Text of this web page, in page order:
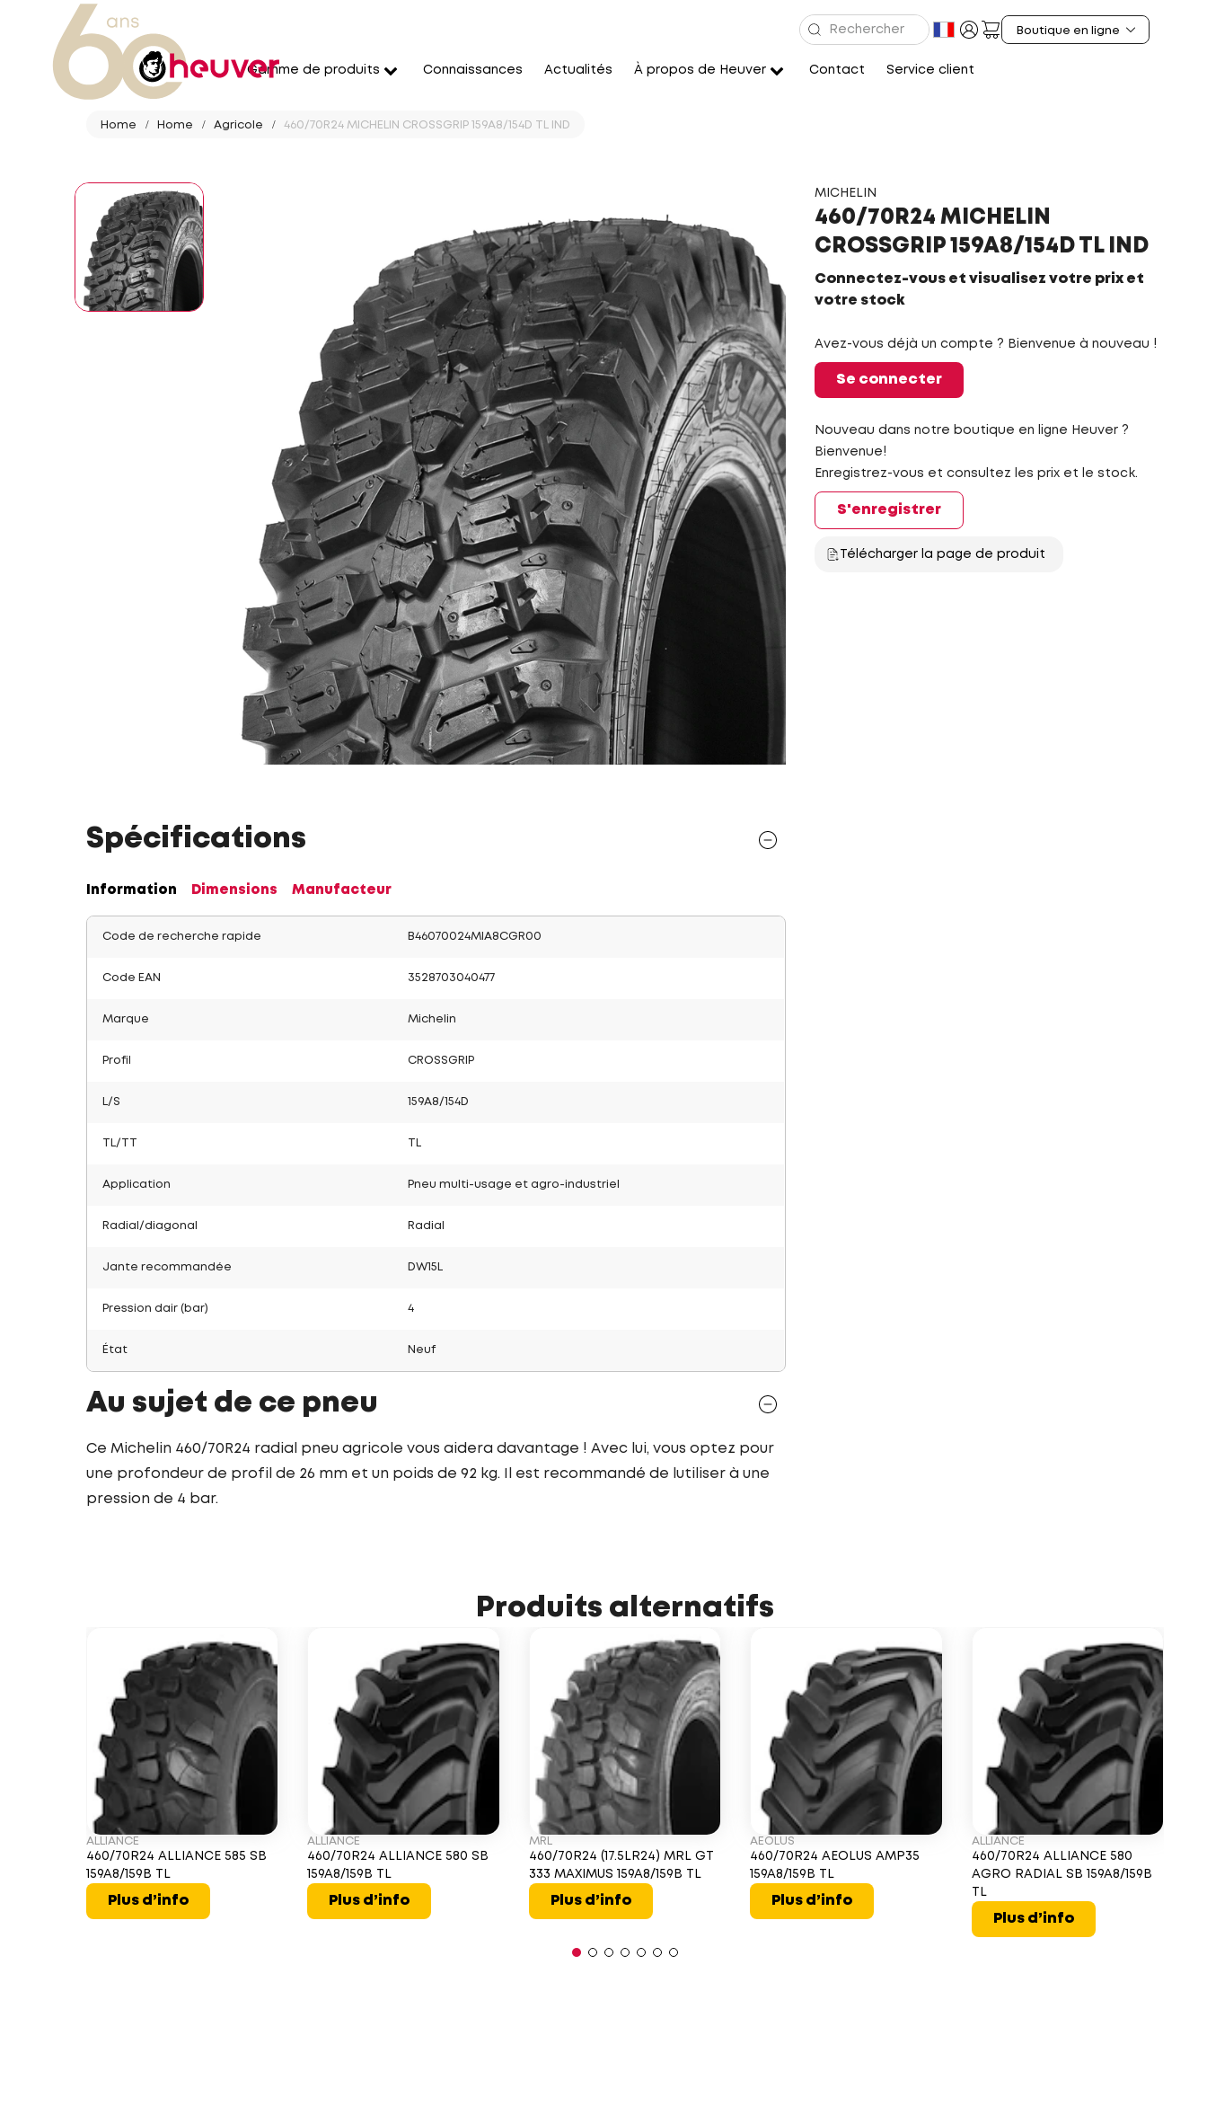
Gamme de produits Connaissances Actualités À propos de Heuver Contact Service client
Home Home Agricole 460/70R24 MICHELIN CROSSGRIP 159A8/154D TL IND
MICHELIN
460/70R24 MICHELIN
CROSSGRIP 159A8/154D TL IND
Connectez-vous et visualisez votre prix et
votre stock
Avez-vous déjà un compte ? Bienvenue à nouveau !
Se connecter
Nouveau dans notre boutique en ligne Heuver ?
Bienvenue!
Enregistrez-vous et consultez les prix et le stock.
S'enregistrer
Télécharger la page de produit
Spécifications
Information Dimensions Manufacteur
Code de recherche rapide B46070024MIA8CGR00
Code EAN 3528703040477
Marque Michelin
Profil CROSSGRIP
L/S 159A8/154D
TL/TT
Application Pneu multi-usage et agro-industriel
Radial/diagonal Radial
Jante recommandée DW15L
Pression dair (bar) 4
État Neuf
Au sujet de ce pneu
Ce Michelin 460/70R24 radial pneu agricole vous aidera davantage ! Avec lui, vous optez pour
une profondeur de profil de 26 mm et un poids de 92 kg. Il est recommandé de lutiliser à une
pression de 4 bar.
Produits alternatifs
ALLIANCE
460/70R24 ALLIANCE 585 SB
159A8/159B TL
Plus d’info
ALLIANCE
460/70R24 ALLIANCE 580 SB
159A8/159B TL
Plus d’info
MRL
460/70R24 (17.5LR24) MRL GT
333 MAXIMUS 159A8/159B TL
Plus d’info
AEOLUS
460/70R24 AEOLUS AMP35
159A8/159B TL
Plus d’info
ALLIANCE
460/70R24 ALLIANCE 580
AGRO RADIAL SB 159A8/159B
TL
Plus d’info